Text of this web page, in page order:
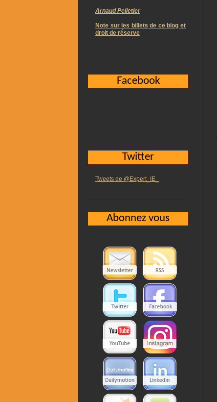
Arnaud Pelletier
Note sur les billets de ce blog et
droit de réserve
Facebook
Twitter
Tweets de @Expert_IE_
Abonnez vous